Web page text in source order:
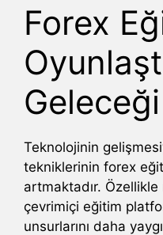
Forex
Geleceği
Teknolojinin
tekniklerinin forex
artmaktadır.
çevrimiçi eğitim
unsurlarını daha